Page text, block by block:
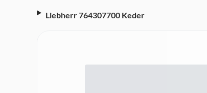
Liebherr 764307700 Keder